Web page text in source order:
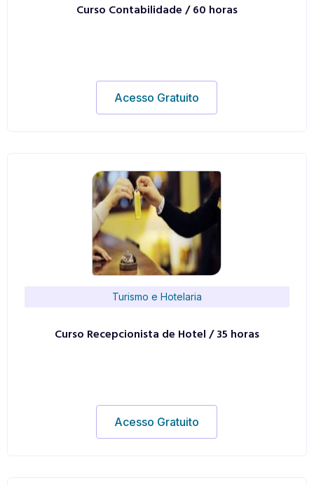
Curso Contabilidade / 60 horas
Acesso Gratuito
Turismo e Hotelaria
Curso Recepcionista de Hotel / 35 horas
Acesso Gratuito